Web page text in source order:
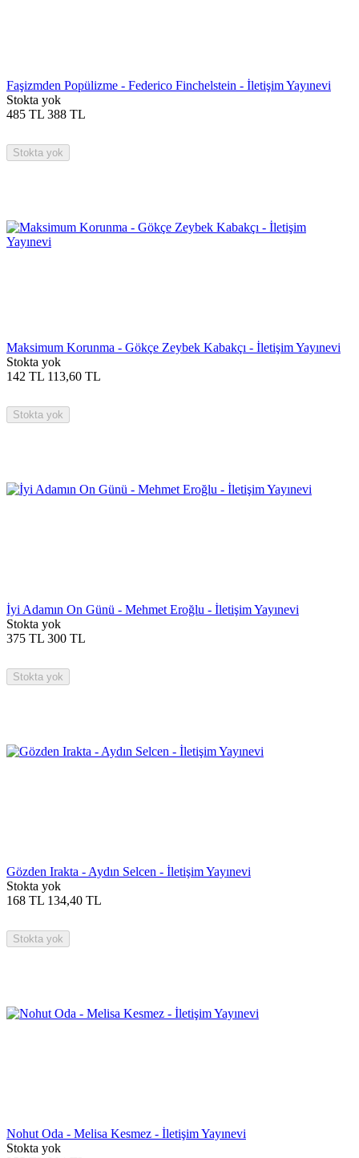
Faşizmden Popülizme - Federico Finchelstein - İletişim Yayınevi
Stokta yok
485 TL 388 TL
Stokta yok
Maksimum Korunma - Gökçe Zeybek Kabakçı - İletişim Yayınevi
Stokta yok
142 TL 113,60 TL
Stokta yok
İyi Adamın On Günü - Mehmet Eroğlu - İletişim Yayınevi
Stokta yok
375 TL 300 TL
Stokta yok
Gözden Irakta - Aydın Selcen - İletişim Yayınevi
Stokta yok
168 TL 134,40 TL
Stokta yok
Nohut Oda - Melisa Kesmez - İletişim Yayınevi
Stokta yok